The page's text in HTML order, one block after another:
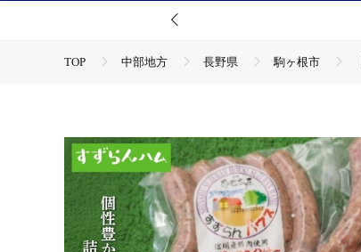
TOP 中部地方 長野県 駒ヶ根市